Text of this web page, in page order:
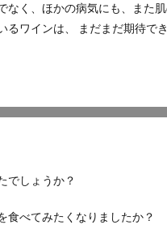
なく、ほかの病気にも、また
るワインは、 まだまだ期待で
でしょうか？
食べてみたくなりましたか？